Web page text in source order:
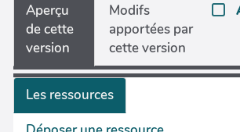
Aperçu
de cette
version
Modifs
apportées par
cette version